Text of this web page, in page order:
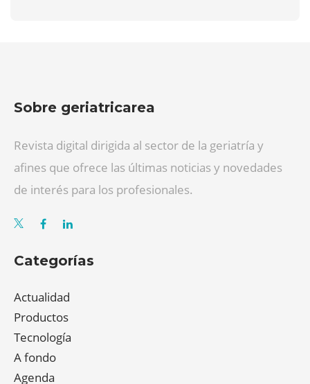
Sobre geriatricarea
Revista digital dirigida al sector de la geriatría y
afines que ofrece las últimas noticias y novedades
de interés para los profesionales.
Categorías
Actualidad
Productos
Tecnología
A fondo
Agenda